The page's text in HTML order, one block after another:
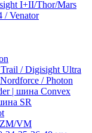
I+II/Thor/Mars
/ Venator
/ Digisight Ultra
/ Photon
| шина Convex
SR
VM